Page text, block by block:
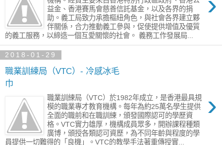
益金、香港賽馬會慈善信託基金，以及各界的捐
助。義工局致力承擔樞紐角色，與社會各界建立夥
伴關係，合力推動義工參與，促使提供增值及優質
的義工服務，以締造一個互愛關懷的社會。 義務工作發展局...
2018-01-29
職業訓練局（VTC）- 冷感冰毛
巾
›
職業訓練局（VTC）於1982年成立，是香港最具規
模的職業專才教育機構。每年為約25萬名學生提供
全面的職前和在職訓練，頒發國際認可的學歷資
格。VTC實力雄厚，機構成員眾多，開辦課程種類
廣博，頒授各類認可資歷，為不同年齡與程度的學
員提供一切難得的「良機」。VTC的教學手法著重傳授實...